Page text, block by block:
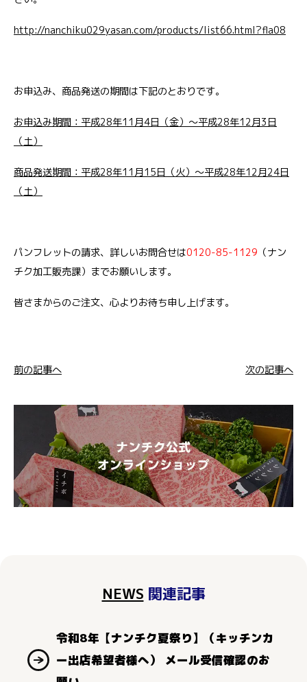
http://nanchiku029yasan.com/products/list66.html?fla08
お申込み、商品発送の期間は下記のとおりです。
お申込み期間：平成28年11月4日（金）～平成28年12月3日
（土）
商品発送期間：平成28年11月15日（火）～平成28年12月24日
（土）
パンフレットの請求、詳しいお問合せは0120-85-1129 （ナン
チク加工販売課）までお願いします。
皆さまからのご注文、心よりお待ち申し上げます。
前の記事へ 次の記事へ
NEWS 関連記事
令和8年【ナンチク夏祭り】（キッチンカ
ー出店希望者様へ） メール受信確認のお